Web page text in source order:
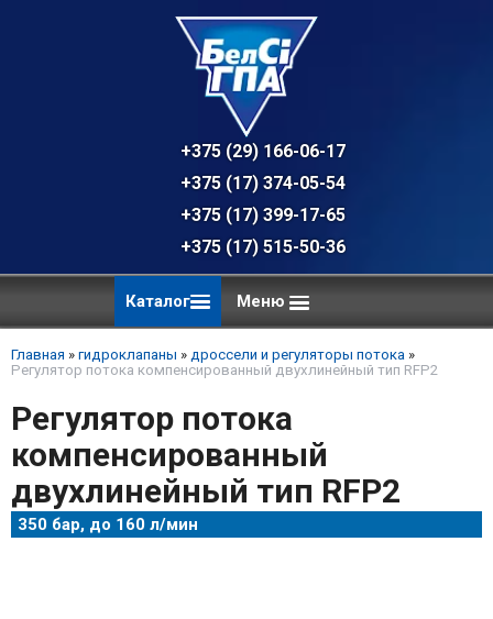
+375 (29) 166-06-17 - техническая
+375 (17) 374-05-54 - общий отдел,
+375 (17) 399-17-65
+375 (17) 515-50-36
Каталог Меню
Главная » гидроклапаны » дроссели и регуляторы потока »
Регулятор потока компенсированный двухлинейный тип RFP2
Регулятор потока
компенсированный
двухлинейный тип RFP2
350 бар, до 160 л/мин